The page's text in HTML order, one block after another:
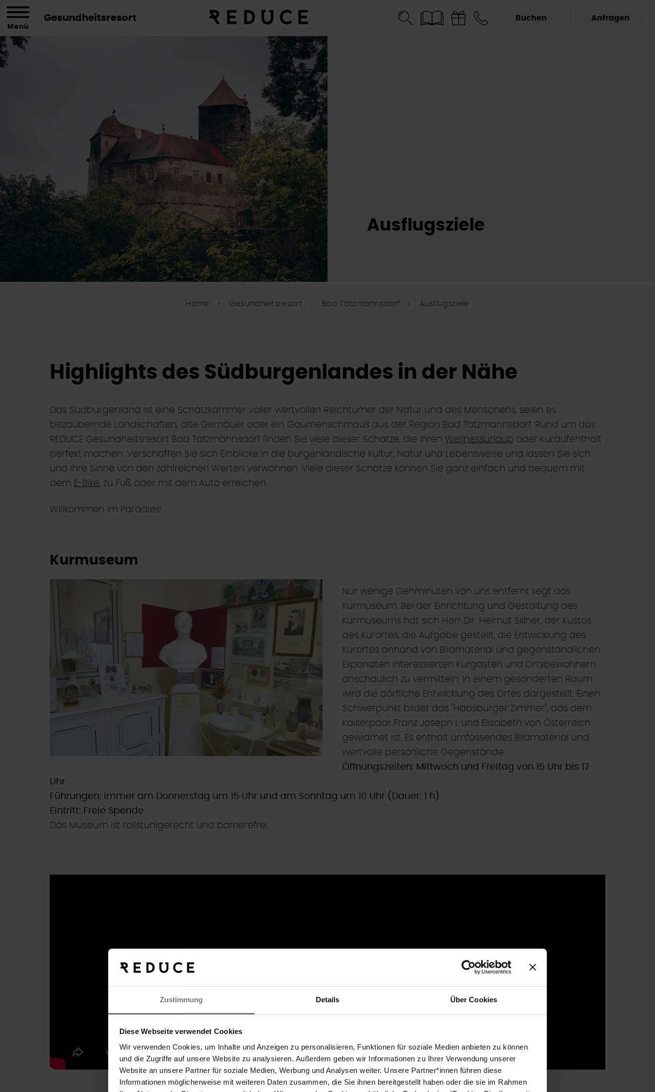
Zustimmung Details Über Cookies
Diese Webseite verwendet Cookies
Wir verwenden Cookies, um Inhalte und Anzeigen zu personalisieren, Funktionen für soziale Medien anbieten zu können
und die Zugriffe auf unsere Website zu analysieren. Außerdem geben wir Informationen zu Ihrer Verwendung unserer
Website an unsere Partner für soziale Medien, Werbung und Analysen weiter. Unsere Partner*innen führen diese
Informationen möglicherweise mit weiteren Daten zusammen, die Sie ihnen bereitgestellt haben oder die sie im Rahmen
Ausflugsziele
Gesundheitsresort Anfragen
Buchen
Home Gesundheitsresort Bad Tatzmannsdorf Ausflugsziele
Highlights des Südburgenlandes in der Nähe
Das Südburgenland ist eine Schatzkammer voller wertvollen Reichtümer der Natur und des Menschens, seien es
bezaubernde Landschaften, alte Gemäuer oder ein Gaumenschmaus aus der Region Bad Tatzmannsdorf. Rund um das
REDUCE Gesundheitsresort Bad Tatzmannsdorf finden Sie viele dieser Schätze, die Ihren Wellnessurlaub oder Kuraufenthalt
perfekt machen. Verschaffen Sie sich Einblicke in die burgenländische Kultur, Natur und Lebensweise und lassen Sie sich
und Ihre Sinne von den zahlreichen Werten verwöhnen. Viele dieser Schätze können Sie ganz einfach und bequem mit
dem E-Bike, zu Fuß oder mit dem Auto erreichen.
Willkommen im Paradies!
Kurmuseum
Nur wenige Gehminuten von uns entfernt liegt das
Kurmuseum. Bei der Einrichtung und Gestaltung des
Kurmuseums hat sich Herr Dir. Helmut Sillner, der Kustos
des Kurortes, die Aufgabe gestellt, die Entwicklung des
Kurortes anhand von Bildmaterial und gegenständlichen
Exponaten interessierten Kurgästen und Ortsbewohnern
anschaulich zu vermitteln. In einem gesonderten Raum
wird die dörfliche Entwicklung des Ortes dargestellt. Einen
Schwerpunkt bildet das "Habsburger Zimmer", das dem
Kaiserpaar Franz Joseph I. und Elisabeth von Österreich
gewidmet ist. Es enthält umfassendes Bildmaterial und
wertvolle persönliche Gegenstände.
Öffnungszeiten: Mittwoch und Freitag von 15 Uhr bis 17
Uhr
Führungen: immer am Donnerstag um 15 Uhr und am Sonntag um 10 Uhr (Dauer: 1 h)
Eintritt: Freie Spende
Das Museum ist rollstuhlgerecht und barrierefrei.
Menü
Suche